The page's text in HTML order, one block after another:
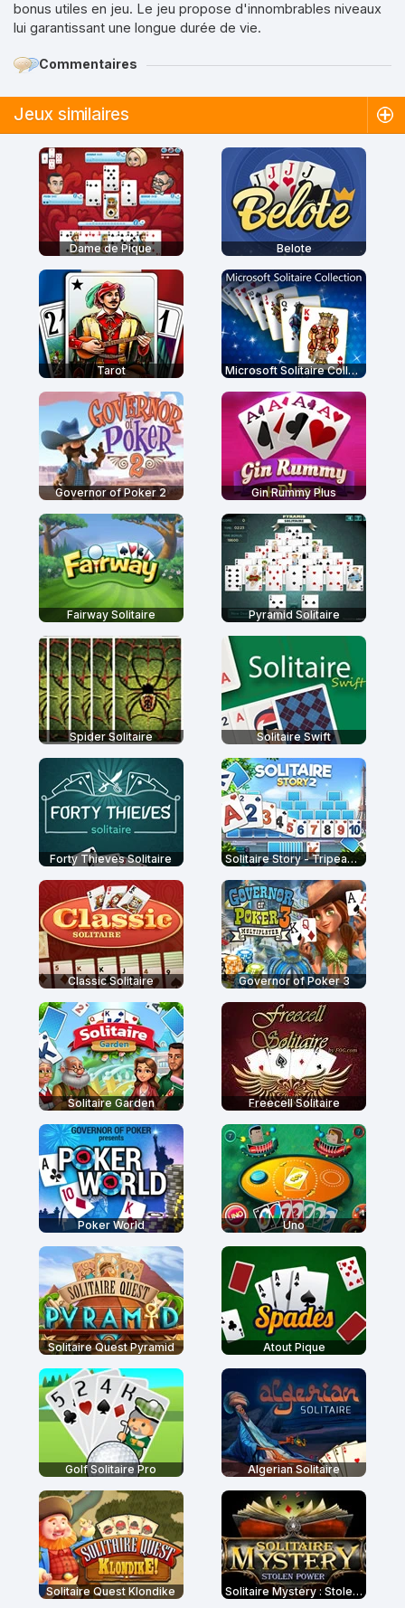
bonus utiles en jeu. Le jeu propose d'innombrables niveaux
lui garantissant une longue durée de vie.
Commentaires
Jeux similaires
Dame de Pique Belote
Tarot Microsoft Solitaire Collection
Governor of Poker 2 Gin Rummy Plus
Fairway Solitaire Pyramid Solitaire
Spider Solitaire Solitaire Swift
Forty Thieves Solitaire Solitaire Story - Tripeaks 2
Classic Solitaire Governor of Poker 3
Solitaire Garden Freecell Solitaire
Poker World Uno
Solitaire Quest Pyramid Atout Pique
Golf Solitaire Pro Algerian Solitaire
Solitaire Quest Klondike Solitaire Mystery : Stolen Power